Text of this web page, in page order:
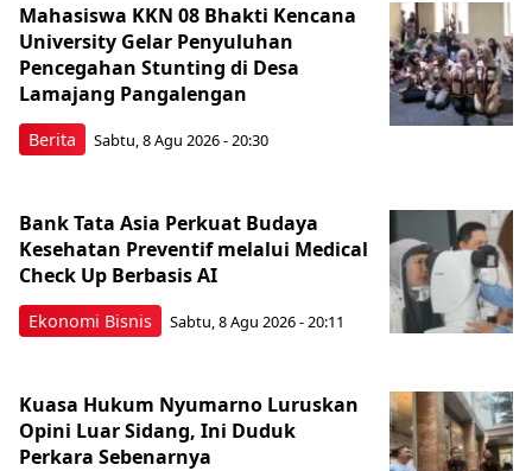
Berita
Mahasiswa KKN 08 Bhakti Kencana
University Gelar Penyuluhan
Pencegahan Stunting di Desa
Lamajang Pangalengan
Sabtu, 8 Agu 2026 - 20:30
Ekonomi Bisnis
Bank Tata Asia Perkuat Budaya
Kesehatan Preventif melalui Medical
Check Up Berbasis AI
Sabtu, 8 Agu 2026 - 20:11
Kuasa Hukum Nyumarno Luruskan
Opini Luar Sidang, Ini Duduk
Perkara Sebenarnya ​